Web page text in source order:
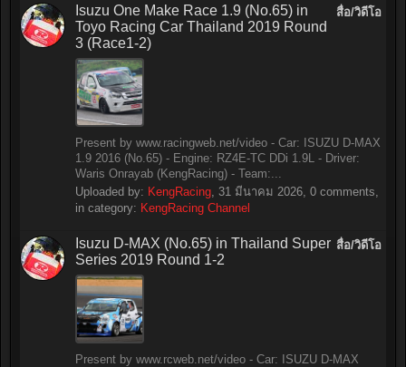
สื่อ/วิดีโอ
Isuzu One Make Race 1.9 (No.65) in
Toyo Racing Car Thailand 2019 Round
3 (Race1-2)
Present by www.racingweb.net/video - Car: ISUZU D-MAX
1.9 2016 (No.65) - Engine: RZ4E-TC DDi 1.9L - Driver:
Waris Onrayab (KengRacing) - Team:...
Uploaded by: KengRacing, 31 มีนาคม 2026, 0 comments,
in category: KengRacing Channel
สื่อ/วิดีโอ
Isuzu D-MAX (No.65) in Thailand Super
Series 2019 Round 1-2
Present by www.rcweb.net/video - Car: ISUZU D-MAX